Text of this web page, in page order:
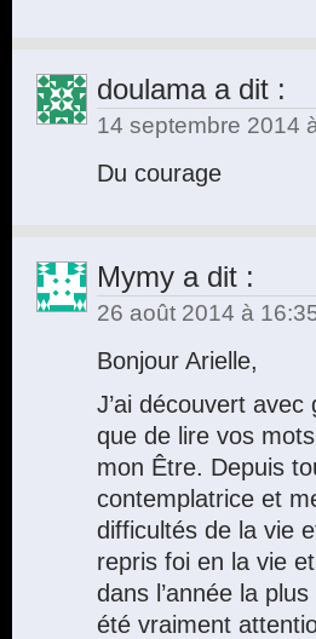
doulamaa dit :
14 septembre 2014
Du courage
Mymy a dit :
26 août 2014 à
Bonjour Arielle,
J’ai découvert
que de lire vos
mon Être. Depuis
contemplatrice et
difficultés de la vie
repris foi en la vie
dans l’année la
été vraiment